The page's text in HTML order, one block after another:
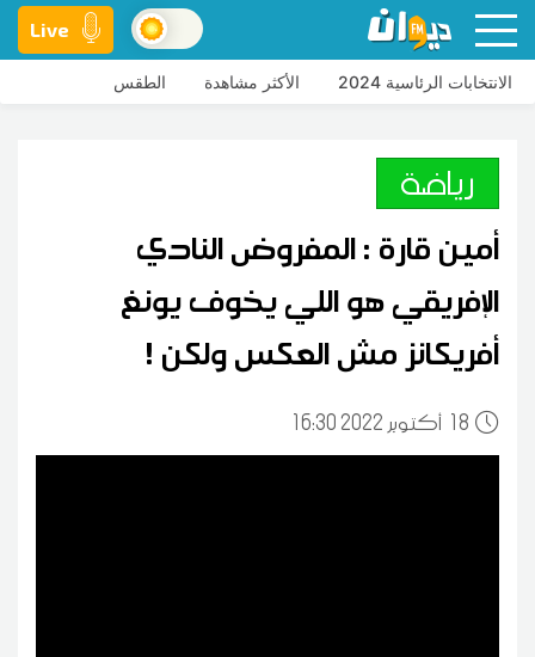
Live
الانتخابات الرئاسية 2024 الأكثر مشاهدة الطقس
رياضة
أمين قارة : المفروض النادي
الإفريقي هو اللي يخوف يونغ
أفريكانز مش العكس ولكن !
18 16:30 2022 أكتوبر